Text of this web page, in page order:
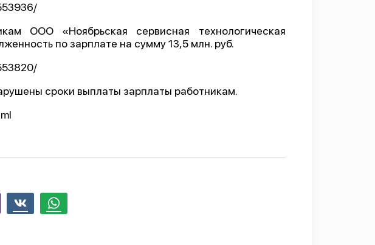
ООО «Ноябрьская сервисная технологическая
по зарплате на сумму 13,5 млн. руб.
сроки выплаты зарплаты работникам.
Whatsapp